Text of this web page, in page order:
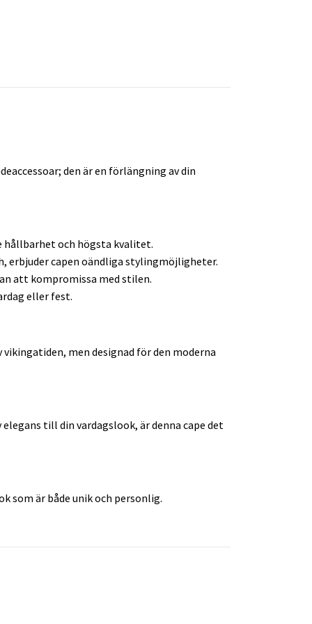
den är en förlängning av din
hållbarhet och högsta kvalitet.
erbjuder capen oändliga stylingmöjligheter.
att kompromissa med stilen.
eller fest.
men designad för den moderna
till din vardagslook, är denna cape det
som är både unik och personlig.